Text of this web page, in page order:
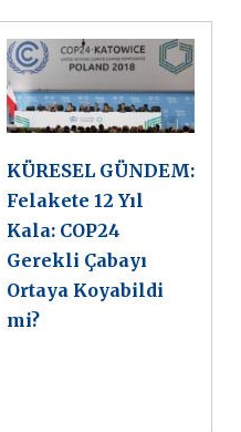
KÜRESEL GÜNDEM:
Felakete 12 Yıl
Kala: COP24
Gerekli Çabayı
Ortaya Koyabildi
mi?